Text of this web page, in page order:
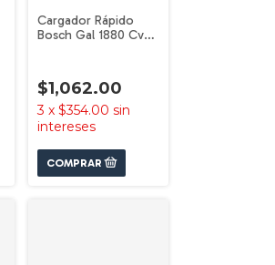
Cargador Rápido
Bosch Gal 1880 Cv
$1,062.00
3 x $354.00 sin
intereses